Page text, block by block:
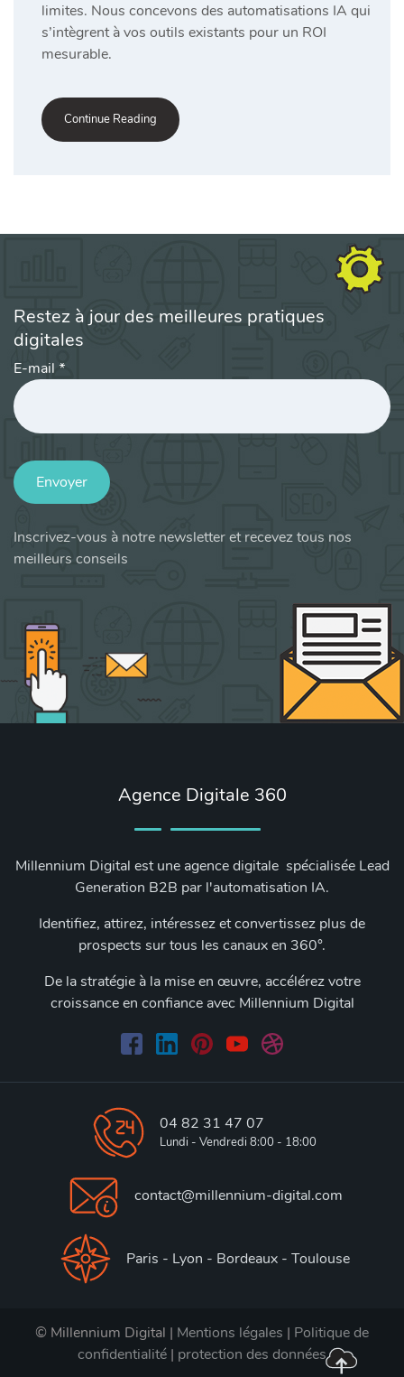
limites. Nous concevons des automatisations IA qui
s’intègrent à vos outils existants pour un ROI
mesurable.
Continue Reading
Restez à jour des meilleures pratiques
digitales
E-mail *
Envoyer
Inscrivez-vous à notre newsletter et recevez tous nos
meilleurs conseils
Agence Digitale 360
Millennium Digital est une agence digitale spécialisée Lead
Generation B2B par l'automatisation IA.
Identifiez, attirez, intéressez et convertissez plus de
prospects sur tous les canaux en 360°.
De la stratégie à la mise en œuvre, accélérez votre
croissance en confiance avec Millennium Digital
04 82 31 47 07
Lundi - Vendredi 8:00 - 18:00
contact@millennium-digital.com
Paris - Lyon - Bordeaux - Toulouse
© Millennium Digital | Mentions légales | Politique de
confidentialité | protection des données